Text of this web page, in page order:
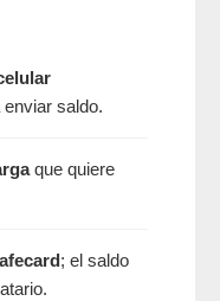
saldo.
que quiere
; el saldo